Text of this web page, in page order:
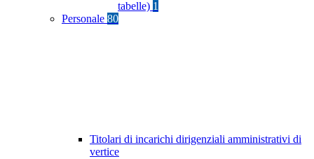
tabelle) 1
Personale 80
Titolari di incarichi dirigenziali amministrativi di
vertice